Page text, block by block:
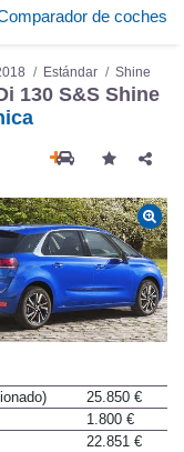
de coches
Estándar
Shine
130 S&S Shine
25.850 €
1.800 €
22.851 €